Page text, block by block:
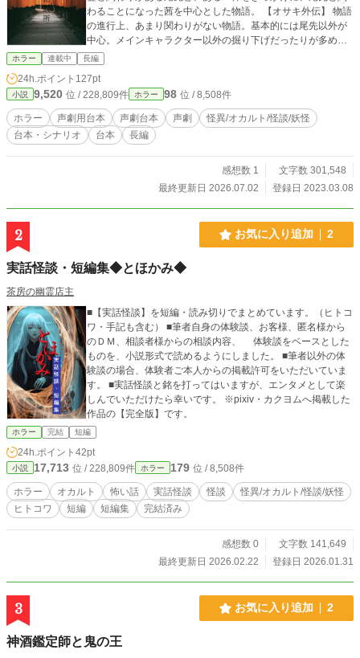
わることになった茜を中心とした物語。 【オサキ外伝】 物語
の進行上、あまり関わりがない物語。基本的には尾先以外が
中心。メインキャラクター以外の掘り下げだったりが多めか
も？ 【怪異蒐集譚】 外伝。本編登場人物の骸に焦点を当てた
物語。本編オサキの方にも関わりがあったりするので本編に
近い外伝。 【夕刻跳梁跋扈】 鳳とその友人(？)の夕凪に焦点
を当てた物語。 【怪異戯曲】 天満と共に生きる喜邏。そし
て、ある一件から関わることになった叶芽が、ある怪異を探
す話。 ※非商用時は連絡不要ですが、投げ銭機能のある配信
媒体等で記録が残る場合はご一報と、概要欄等にクレジット
女表記のあるキャラの性別変更は御遠慮ください。
ホラー 連載中 長編
24h.ポイント 127pt
小説 9,520 位 / 228,809件 ホラー 98 位 / 8,508件
ホラー 声劇用台本 声劇台本 声劇
怪異/オカルト/怪談/妖怪
台本・シナリオ
台本 長編
感想数 1
文字数 301,548
最終更新日 2026.07.02
登録日 2023.03.08
2 お気に入り追加 2
実話怪談・短編集◆とほかみ◆
茶房の幽霊店主
■【実話怪談】を短編・読み切りでまとめています。（ヒトコ
ワ・手記も含む） ■筆者自身の体験談、お客様、匿名様から
のＤＭ、相談者様からの相談内容、 体験談をベースとした
ものを、小説形式で読めるようにしました。 ■筆者以外の体
験談の場合、体験者ご本人からの掲載許可をいただいていま
す。 ■実話怪談と銘を打ってはいますが、エンタメとして楽
しんでいただけたら幸いです。 ※pixiv・カクヨムへ掲載した
作品の【完全版】です。
ホラー 完結 短編
24h.ポイント 42pt
小説 17,713 位 / 228,809件 ホラー 179 位 / 8,508件
ホラー オカルト 怖い話 実話怪談 怪談
怪異/オカルト/怪談/妖怪
ヒトコワ
短編 短編集 完結済み
感想数 0
文字数 141,649
最終更新日 2026.02.22
登録日 2026.01.31
3 お気に入り追加 2
神酒鑑定師と鬼の王